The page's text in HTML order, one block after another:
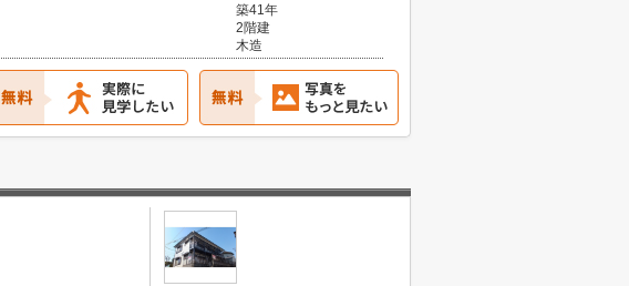
築41年
2階建
木造